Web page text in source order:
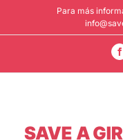
Para más